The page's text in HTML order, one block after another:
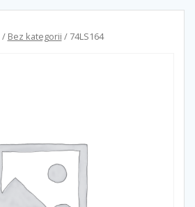
/ Bez kategorii / 74LS164